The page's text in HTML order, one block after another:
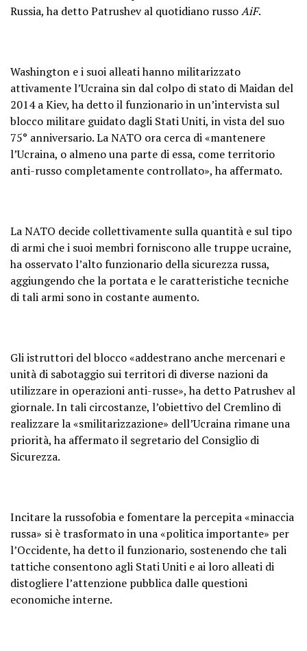
Russia, ha detto Patrushev al quotidiano russoAiF.
Washington e i suoi alleati hanno militarizzato
attivamente l’Ucraina sin dal colpo di stato di Maidan del
2014 a Kiev, ha detto il funzionario in un’intervista sul
blocco militare guidato dagli Stati Uniti, in vista del suo
75° anniversario. La NATO ora cerca di «mantenere
l’Ucraina, o almeno una parte di essa, come territorio
anti-russo completamente controllato», ha affermato.
La NATO decide collettivamente sulla quantità e sul tipo
di armi che i suoi membri forniscono alle truppe ucraine,
ha osservato l’alto funzionario della sicurezza russa,
aggiungendo che la portata e le caratteristiche tecniche
di tali armi sono in costante aumento.
Gli istruttori del blocco «addestrano anche mercenari e
unità di sabotaggio sui territori di diverse nazioni da
utilizzare in operazioni anti-russe», ha detto Patrushev al
giornale. In tali circostanze, l’obiettivo del Cremlino di
realizzare la «smilitarizzazione» dell’Ucraina rimane una
priorità, ha affermato il segretario del Consiglio di
Sicurezza.
Incitare la russofobia e fomentare la percepita «minaccia
russa» si è trasformato in una «politica importante» per
l’Occidente, ha detto il funzionario, sostenendo che tali
tattiche consentono agli Stati Uniti e ai loro alleati di
distogliere l’attenzione pubblica dalle questioni
economiche interne.